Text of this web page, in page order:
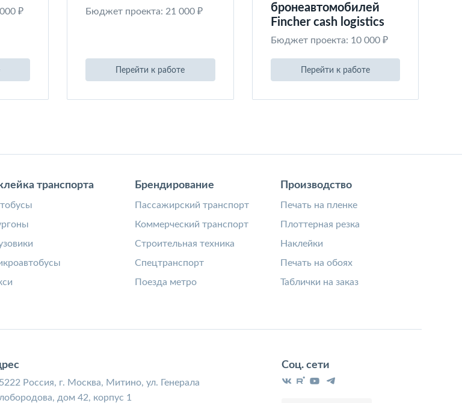
₽ Бюджет проекта: 21 000 ₽
Перейти к работе
бронеавтомобилей
Fincher cash logistics
Бюджет проекта: 10 000 ₽
Перейти к работе
транспорта Брендирование
Пассажирский транспорт
Коммерческий транспорт
Строительная техника
Спецтранспорт
Поезда метро
Производство
Печать на пленке
Плоттерная резка
Наклейки
Печать на обоях
Таблички на заказ
Россия, г. Москва, Митино, ул. Генерала
дом 42, корпус 1
Соц. сети